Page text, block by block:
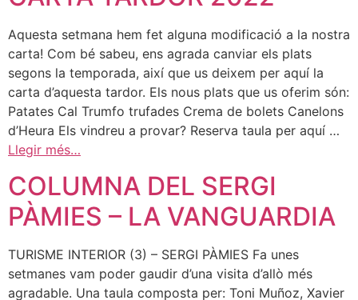
Aquesta setmana hem fet alguna modificació a la nostra
carta! Com bé sabeu, ens agrada canviar els plats
segons la temporada, així que us deixem per aquí la
carta d’aquesta tardor. Els nous plats que us oferim són:
Patates Cal Trumfo trufades Crema de bolets Canelons
d’Heura Els vindreu a provar? Reserva taula per aquí …
Llegir més…
COLUMNA DEL SERGI
PÀMIES – LA VANGUARDIA
TURISME INTERIOR (3) – SERGI PÀMIES Fa unes
setmanes vam poder gaudir d’una visita d’allò més
agradable. Una taula composta per: Toni Muñoz, Xavier